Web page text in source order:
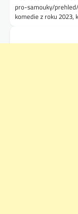
pro-samouky/
komedie z roku 2023,